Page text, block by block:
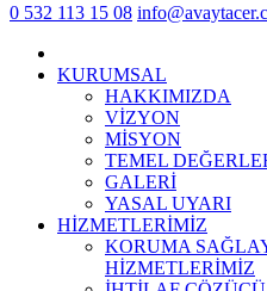
0 532 113 15 08
KURUMSAL
HAKKIMIZDA
VİZYON
MİSYON
TEMEL
GALERİ
YASAL UYARI
HİZMETLERİMİZ
KORUMA
HİZMETLERİMİZ